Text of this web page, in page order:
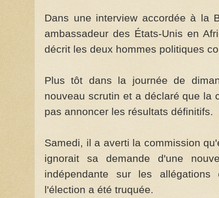
Dans une interview accordée à la
ambassadeur des États-Unis en
décrit les deux hommes politiques
Plus tôt dans la journée de
nouveau scrutin et a déclaré que la
pas annoncer les résultats définitifs.
Samedi, il a averti la commission
ignorait sa demande d'une
indépendante sur les
l'élection a été truquée.